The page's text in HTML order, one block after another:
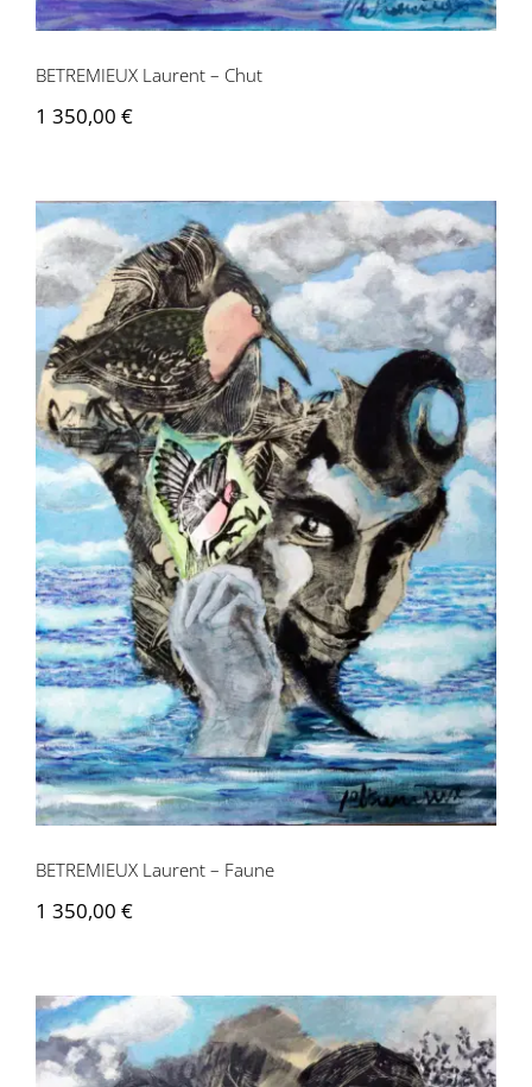
BETREMIEUX Laurent – Chut
1 350,00 €
BETREMIEUX Laurent – Faune
BETREMIEUX Laurent – Faune
1 350,00 €